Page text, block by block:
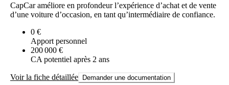
CapCar améliore en profondeur l’expérience d’achat et de vente
d’une voiture d’occasion, en tant qu’intermédiaire de confiance.
0 €
Apport personnel
200 000 €
CA potentiel après 2 ans
Voir la fiche détaillée Demander une documentation